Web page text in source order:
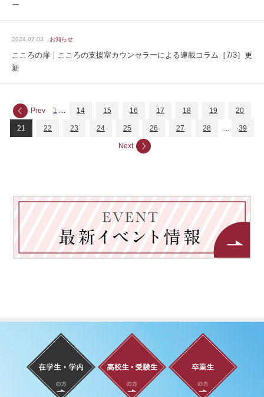
ー
2024.07.03 お知らせ
こころの扉｜こころの支援室カウンセラーによる連載コラム［7/3］更
新
Prev 1 .... 14 15 16 17 18 19 20
21 22 23 24 25 26 27 28 .... 39
Next